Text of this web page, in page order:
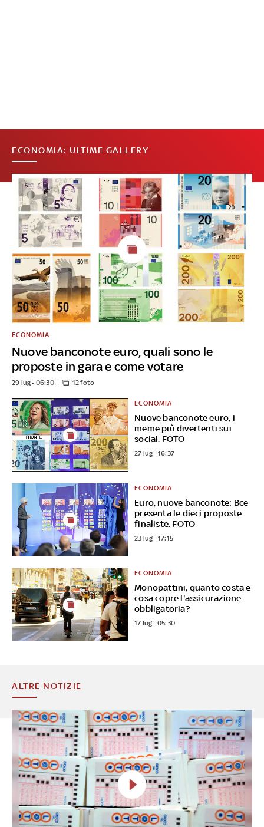
ECONOMIA: ULTIME GALLERY
Nuove banconote euro, quali sono le
proposte in gara e come votare
ECONOMIA
29 lug - 06:30 12 foto
Nuove banconote euro, i
meme più divertenti sui
social. FOTO
ECONOMIA
27 lug - 16:37
Euro, nuove banconote: Bce
presenta le dieci proposte
finaliste. FOTO
ECONOMIA
23 lug - 17:15
Monopattini, quanto costa e
cosa copre l'assicurazione
obbligatoria?
ECONOMIA
17 lug - 05:30
ALTRE NOTIZIE